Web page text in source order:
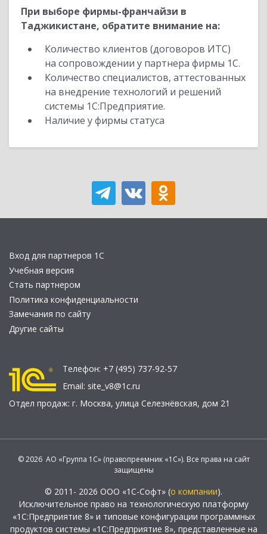
При выборе фирмы-франчайзи в
Таджикистане, обратите внимание на:
Количество клиентов (договоров ИТС)
на сопровождении у партнера фирмы 1С.
Количество специалистов, аттестованных
на внедрение технологий и решений
системы 1С:Предприятие.
Наличие у фирмы статуса
Вход для партнеров 1С
Учебная версия
Стать партнером
Политика конфиденциальности
Замечания по сайту
Другие сайты
Телефон: +7 (495) 737-92-57
Email: site_v8@1c.ru
Отдел продаж: г. Москва, улица Селезнёвская, дом 21
© 2026 АО «Группа 1С» (правопреемник «1С»). Все права на сайт
защищены
© 2011- 2026 ООО «1С-Софт» (о компании).
Исключительное право на технологическую платформу
«1С:Предприятие 8» и типовые конфигурации программных
продуктов системы «1С:Предприятие 8», представленные на